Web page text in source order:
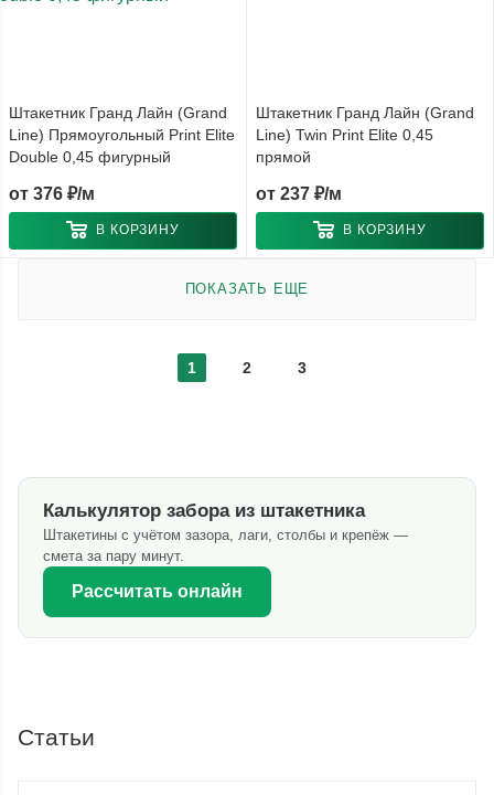
Штакетник Гранд Лайн (Grand
Line) Прямоугольный Print Elite
Double 0,45 фигурный
от 376 ₽/м
В КОРЗИНУ
Штакетник Гранд Лайн (Grand
Line) Twin Print Elite 0,45
прямой
от 237 ₽/м
В КОРЗИНУ
ПОКАЗАТЬ ЕЩЕ
1 2 3
Калькулятор забора из штакетника
Штакетины с учётом зазора, лаги, столбы и крепёж —
смета за пару минут.
Рассчитать онлайн
Статьи